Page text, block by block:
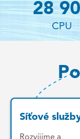
41
CPU
Síťové